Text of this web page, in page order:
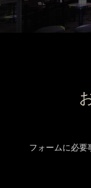
フォームに必要